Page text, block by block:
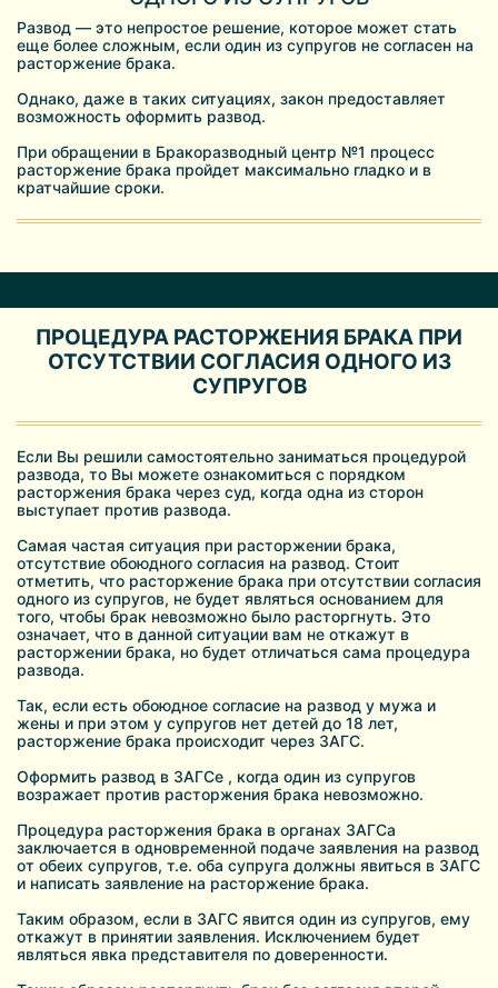
Развод — это непростое решение, которое может стать
еще более сложным, если один из супругов не согласен на
расторжение брака.
Однако, даже в таких ситуациях, закон предоставляет
возможность оформить развод.
При обращении в Бракоразводный центр №1 процесс
расторжение брака пройдет максимально гладко и в
кратчайшие сроки.
ПРОЦЕДУРА РАСТОРЖЕНИЯ БРАКА ПРИ
ОТСУТСТВИИ СОГЛАСИЯ ОДНОГО ИЗ
СУПРУГОВ
Если Вы решили самостоятельно заниматься процедурой
развода, то Вы можете ознакомиться с порядком
расторжения брака через суд, когда одна из сторон
выступает против развода.
Самая частая ситуация при расторжении брака,
отсутствие обоюдного согласия на развод. Стоит
отметить, что расторжение брака при отсутствии согласия
одного из супругов, не будет являться основанием для
того, чтобы брак невозможно было расторгнуть. Это
означает, что в данной ситуации вам не откажут в
расторжении брака, но будет отличаться сама процедура
развода.
Так, если есть обоюдное согласие на развод у мужа и
жены и при этом у супругов нет детей до 18 лет,
расторжение брака происходит через ЗАГС.
Оформить развод в ЗАГСе , когда один из супругов
возражает против расторжения брака невозможно.
Процедура расторжения брака в органах ЗАГСа
заключается в одновременной подаче заявления на развод
от обеих супругов, т.е. оба супруга должны явиться в ЗАГС
и написать заявление на расторжение брака.
Таким образом, если в ЗАГС явится один из супругов, ему
откажут в принятии заявления. Исключением будет
являться явка представителя по доверенности.